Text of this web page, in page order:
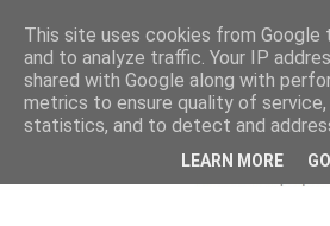
This site uses cookies from
and to analyze traffic. Your IP
shared with Google along with
metrics to ensure quality of service,
statistics, and to detect and
LEARN MORE